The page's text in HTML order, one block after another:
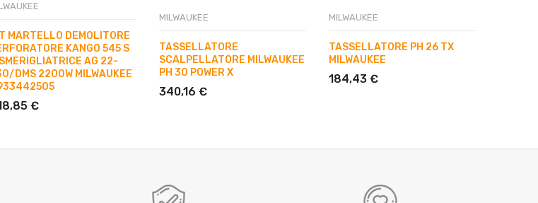
MARTELLO DEMOLITORE
KANGO 545 S
AG 22-
DMS 2200W MILWAUKEE
€
MILWAUKEE
TASSELLATORE
SCALPELLATORE MILWAUKEE
PH 30 POWER X
340,16 €
MILWAUKEE
TASSELLATORE PH 26 TX
MILWAUKEE
184,43 €